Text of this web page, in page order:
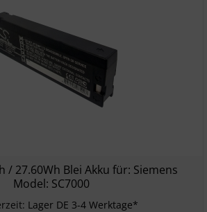
/ 27.60Wh Blei Akku für: Siemens
Model: SC7000
Lager DE 3-4 Werktage*